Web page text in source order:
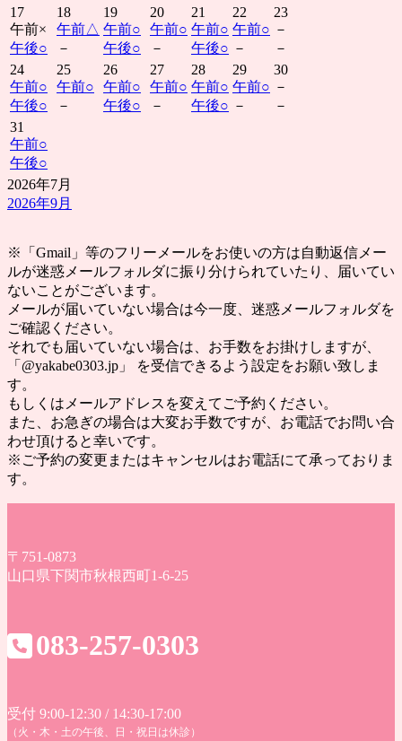
17
午前×
午後○
18
午前△
－
19
午前○
午後○
20
午前○
－
21
午前○
午後○
22
午前○
－
23
－
－
24
午前○
午後○
25
午前○
－
26
午前○
午後○
27
午前○
－
28
午前○
午後○
29
午前○
－
30
－
－
31
午前○
午後○
2026年7月
2026年9月
※「Gmail」等のフリーメールをお使いの方は自動返信メー
ルが迷惑メールフォルダに振り分けられていたり、届いてい
ないことがございます。
メールが届いていない場合は今一度、迷惑メールフォルダを
ご確認ください。
それでも届いていない場合は、お手数をお掛けしますが、
「@yakabe0303.jp」 を受信できるよう設定をお願い致しま
す。
もしくはメールアドレスを変えてご予約ください。
また、お急ぎの場合は大変お手数ですが、お電話でお問い合
わせ頂けると幸いです。
※ご予約の変更またはキャンセルはお電話にて承っておりま
す。
〒751-0873
山口県下関市秋根西町1-6-25
083-257-0303
受付 9:00-12:30 / 14:30-17:00
（火・木・土の午後、日・祝日は休診）